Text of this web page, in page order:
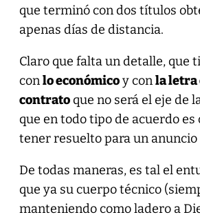
que terminó con dos títulos
apenas días de distancia.
Claro que falta un detalle, que
conlo económicoy conla letra
contratoque no será el eje de
que en todo tipo de acuerdo es
tener resuelto para un
De todas maneras, es tal el
que ya su cuerpo técnico
manteniendo como ladero a